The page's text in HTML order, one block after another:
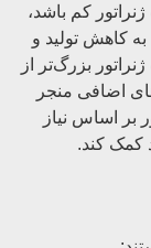
کم باشد،
کاهش تولید و
بزرگ‌تر از
اضافی منجر
بر اساس نیاز
کمک کند.